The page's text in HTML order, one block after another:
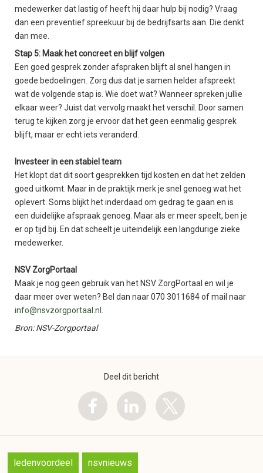
medewerker dat lastig of heeft hij daar hulp bij nodig? Vraag
dan een preventief spreekuur bij de bedrijfsarts aan. Die denkt
dan mee.
Stap 5: Maak het concreet en blijf volgen
Een goed gesprek zonder afspraken blijft al snel hangen in
goede bedoelingen. Zorg dus dat je samen helder afspreekt
wat de volgende stap is. Wie doet wat? Wanneer spreken jullie
elkaar weer? Juist dat vervolg maakt het verschil. Door samen
terug te kijken zorg je ervoor dat het geen eenmalig gesprek
blijft, maar er echt iets veranderd.
Investeer in een stabiel team
Het klopt dat dit soort gesprekken tijd kosten en dat het zelden
goed uitkomt. Maar in de praktijk merk je snel genoeg wat het
oplevert. Soms blijkt het inderdaad om gedrag te gaan en is
een duidelijke afspraak genoeg. Maar als er meer speelt, ben je
er op tijd bij. En dat scheelt je uiteindelijk een langdurige zieke
medewerker.
NSV ZorgPortaal
Maak je nog geen gebruik van het NSV ZorgPortaal en wil je
daar meer over weten? Bel dan naar 070 3011684 of mail naar
info@nsvzorgportaal.nl
Bron: NSV-Zorgportaal
Deel dit bericht
ledenvoordeel nsvnieuws